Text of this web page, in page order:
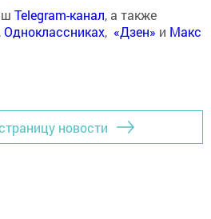
Telegram-канал, а также
,Одноклассниках, «Дзен» и Макс
новости